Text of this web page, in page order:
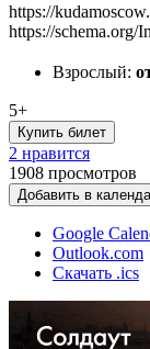
https://
https://schema.org/
Взрослый:
5+
Купить билет
2 нравится
1908 просмотров
Добавить в
Google
Outlook.com
Скачать .ics